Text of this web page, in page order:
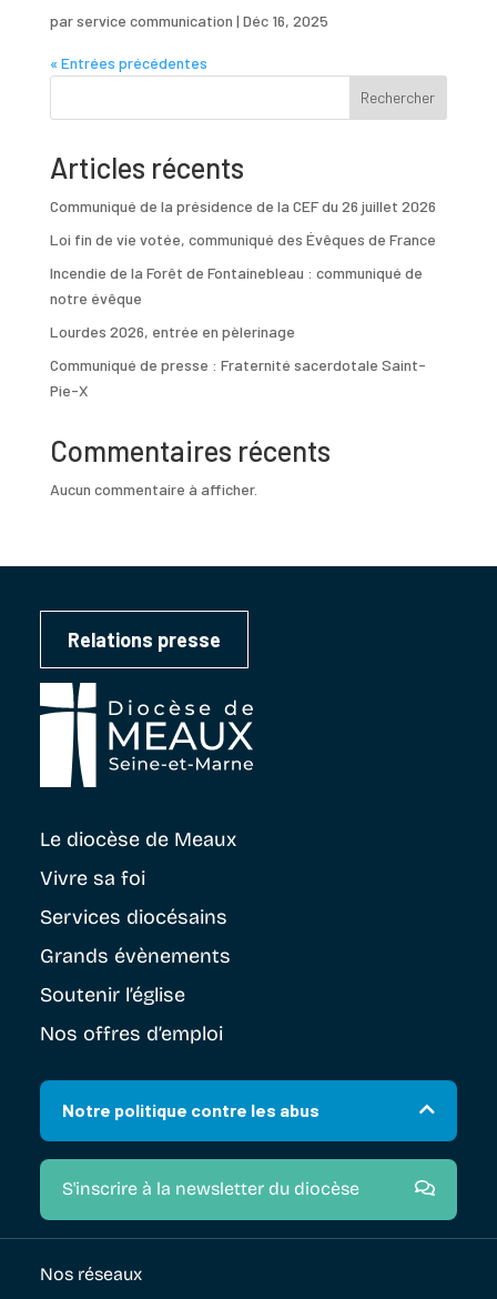
parservice communication | Déc 16, 2025
« Entrées précédentes
Rechercher
Articles récents
Communiqué de la présidence de la CEF du 26 juillet 2026
Loi fin de vie votée, communiqué des Évêques de France
Incendie de la Forêt de Fontainebleau : communiqué de
notre évêque
Lourdes 2026, entrée en pèlerinage
Communiqué de presse : Fraternité sacerdotale Saint-
Pie-X
Commentaires récents
Aucun commentaire à afficher.
Relations presse
Le diocèse de Meaux
Vivre sa foi
Services diocésains
Grands évènements
Soutenir l’église
Nos offres d’emploi
Notre politique contre les abus
S'inscrire à la newsletter du diocèse
Nos réseaux